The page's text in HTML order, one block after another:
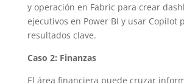
y operación en Fabric para crear
ejecutivos en Power BI y usar Copilot
resultados clave.
Caso 2: Finanzas
El área financiera puede cruzar